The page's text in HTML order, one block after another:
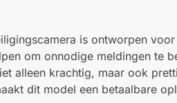
is ontworpen
om onnodige meldingen te
alleen krachtig, maar ook
dit model een betaalbare